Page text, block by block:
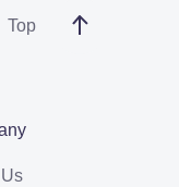
Top